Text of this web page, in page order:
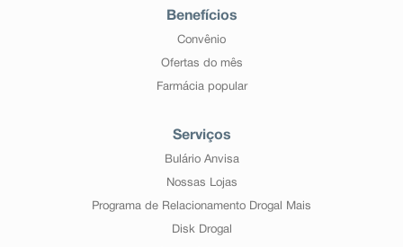
Benefícios
Convênio
Ofertas do mês
Farmácia popular
Serviços
Bulário Anvisa
Nossas Lojas
Programa de Relacionamento Drogal Mais
Disk Drogal